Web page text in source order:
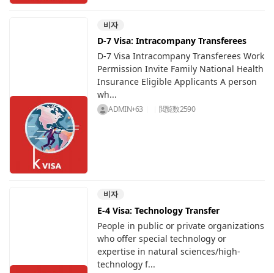
비자
D-7 Visa: Intracompany Transferees
D-7 Visa Intracompany Transferees Work
Permission Invite Family National Health
Insurance Eligible Applicants A person
wh...
ADMIN+63 閲覧数2590
비자
E-4 Visa: Technology Transfer
People in public or private organizations
who offer special technology or
expertise in natural sciences/high-
technology f...